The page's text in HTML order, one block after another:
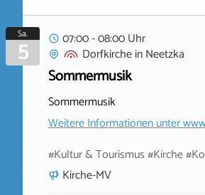
Sa.
5
07:00 - 08:00 Uhr
DorfkircheinNeetzka
Sommermusik
Sommermusik
Weitere Informationen unter
#Kultur & Tourismus #Kirche
Kirche-MV